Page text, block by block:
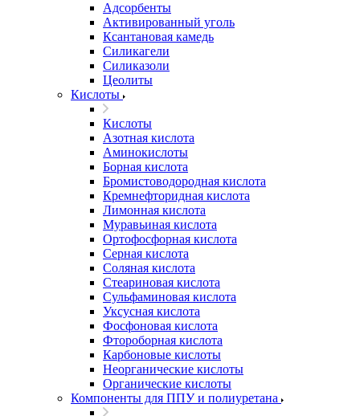
Адсорбенты
Активированный уголь
Ксантановая камедь
Силикагели
Силиказоли
Цеолиты
Кислоты
Кислоты
Азотная кислота
Аминокислоты
Борная кислота
Бромистоводородная кислота
Кремнефторидная кислота
Лимонная кислота
Муравьиная кислота
Ортофосфорная кислота
Серная кислота
Соляная кислота
Стеариновая кислота
Сульфаминовая кислота
Уксусная кислота
Фосфоновая кислота
Фтороборная кислота
Карбоновые кислоты
Неорганические кислоты
Органические кислоты
Компоненты для ППУ и полиуретана